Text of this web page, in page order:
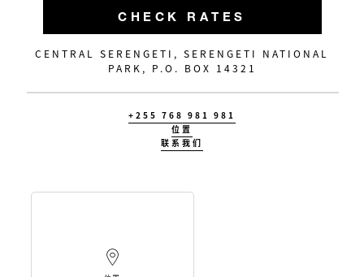
CHECK RATES
CENTRAL SERENGETI, SERENGETI NATIONAL
PARK, P.O. BOX 14321
+255 768 981 981
位置
联系我们